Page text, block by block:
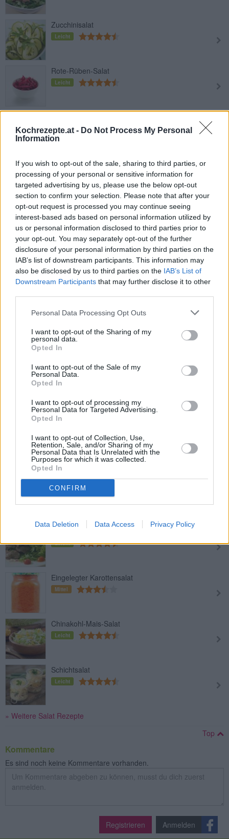
Kochrezepte.at - Do Not Process My Personal
Information
If you wish to opt-out of the sale, sharing to third parties, or
processing of your personal or sensitive information for
targeted advertising by us, please use the below opt-out
section to confirm your selection. Please note that after your
opt-out request is processed you may continue seeing
interest-based ads based on personal information utilized by
us or personal information disclosed to third parties prior to
your opt-out. You may separately opt-out of the further
disclosure of your personal information by third parties on the
IAB’s list of downstream participants. This information may
also be disclosed by us to third parties on the IAB’s List of
Downstream Participants that may further disclose it to other
Personal Data Processing Opt Outs
I want to opt-out of the Sharing of my
personal data.
Opted In
I want to opt-out of the Sale of my
Personal Data.
Opted In
I want to opt-out of processing my
Personal Data for Targeted Advertising.
Opted In
I want to opt-out of Collection, Use,
Retention, Sale, and/or Sharing of my
Personal Data that Is Unrelated with the
Purposes for which it was collected.
Opted In
CONFIRM
Data Deletion Data Access Privacy Policy
Zucchinisalat
Leicht
Rote-Rüben-Salat
Leicht
Leicht
Vogerlsalat mit Blauschimmelkäse
Leicht
Endiviensalat mit Kartoffeln
Leicht
Eiersalat
Leicht
Gurkensalat mit Chili
Leicht
Grüner Salat mit Ei und Löwenzahn
Leicht
Diät-Salat mit Bohnen und Thunfisch
Leicht
Gänseleber mit Salat-Mix
Leicht
Eingelegter Karottensalat
Mittel
Chinakohl-Mais-Salat
Leicht
Schichtsalat
Leicht
» Weitere Salat Rezepte
Top
Kommentare
Es sind noch keine Kommentare vorhanden.
Registrieren Anmelden